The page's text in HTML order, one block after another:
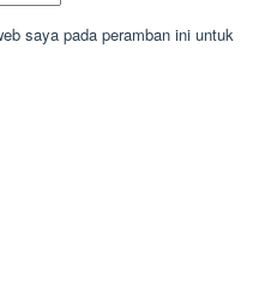
saya pada peramban ini untuk